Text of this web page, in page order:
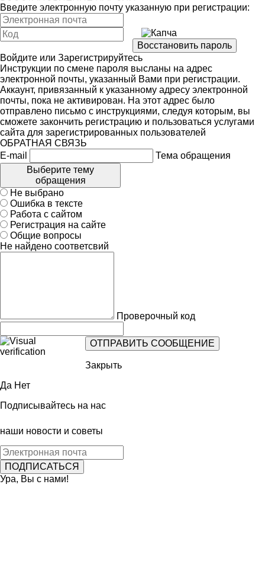
Введите электронную почту указанную при регистрации:
Войдите или Зарегистрируйтесь
Инструкции по смене пароля высланы на адрес
электронной почты, указанный Вами при регистрации.
Аккаунт, привязанный к указанному адресу электронной
почты, пока не активирован. На этот адрес было
отправлено письмо с инструкциями, следуя которым, вы
сможете закончить регистрацию и пользоваться услугами
сайта для зарегистрированных пользователей
ОБРАТНАЯ СВЯЗЬ
E-mail
Тема обращения
Выберите тему
обращения
Не выбрано
Ошибка в тексте
Работа с сайтом
Регистрация на сайте
Общие вопросы
Не найдено соответсвий
Проверочный код
Закрыть
Да Нет
Подписывайтесь на нас
наши новости и советы
Ура, Вы с нами!